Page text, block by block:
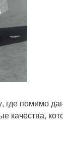
где помимо
качества,